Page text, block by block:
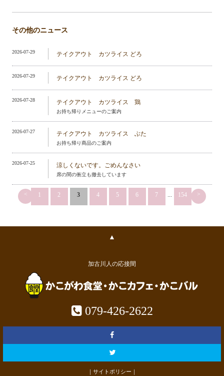
その他のニュース
2026-07-29 テイクアウト カツライス どろ
2026-07-29 テイクアウト カツライス どろ
2026-07-28 テイクアウト カツライス 鶏
お持ち帰りメニューのご案内
2026-07-27 テイクアウト カツライス ぶた
お持ち帰り商品のご案内
2026-07-25 涼しくないです。ごめんなさい
席の間の衝立も撤去しています
< 1 2 3 4 5 6 7 ... 154 >
▲
加古川人の応接間
079-426-2622
｜サイトポリシー｜